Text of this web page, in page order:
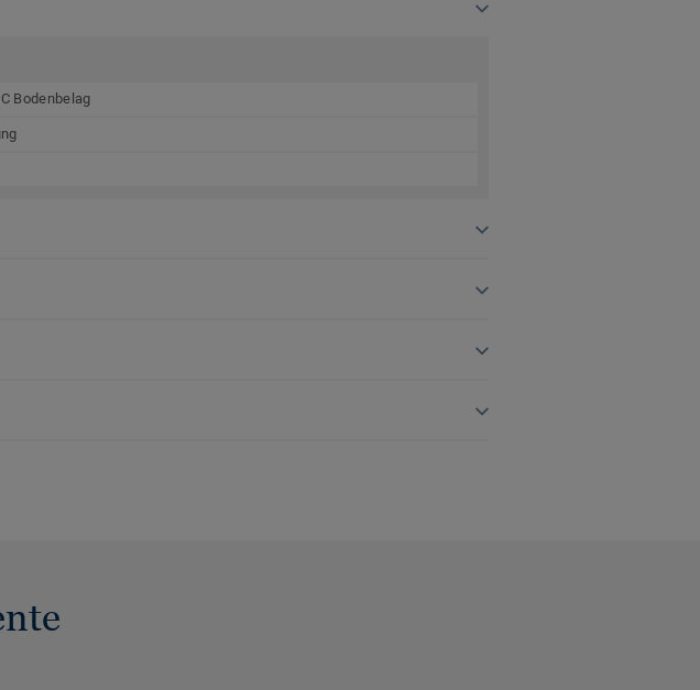
Bodenbelag